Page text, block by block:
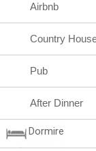
Airbnb
Country
Pub
After Dinner
Dormire